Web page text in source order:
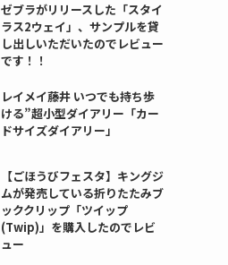
ゼブラがリリースした「スタイ
ラス2ウェイ」、サンプルを貸
し出しいただいたのでレビュー
です！！
レイメイ藤井 いつでも持ち歩
ける”超小型ダイアリー「カー
ドサイズダイアリー」
【ごほうびフェスタ】キングジ
ムが発売している折りたたみブ
ッククリップ「ツイップ
(Twip)」を購入したのでレビ
ュー